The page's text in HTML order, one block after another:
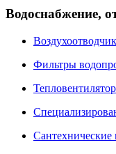
Водоснабжение,
Фильтры
Сантехнические